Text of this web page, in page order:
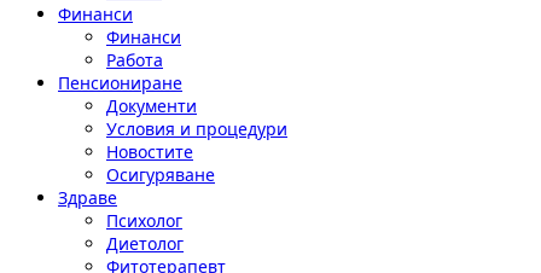
Финанси
Финанси
Работа
Пенсиониране
Документи
Условия и процедури
Новостите
Осигуряване
Здраве
Психолог
Диетолог
Фитотерапевт